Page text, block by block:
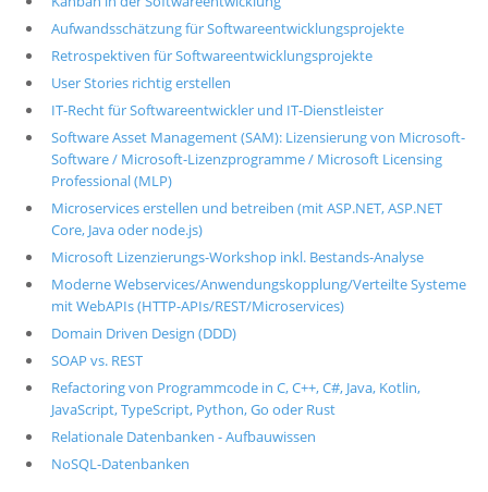
Aufwandsschätzung für Softwareentwicklungsprojekte
Retrospektiven für Softwareentwicklungsprojekte
User Stories richtig erstellen
IT-Recht für Softwareentwickler und IT-Dienstleister
Software Asset Management (SAM): Lizensierung von Microsoft-
Software / Microsoft-Lizenzprogramme / Microsoft Licensing
Professional (MLP)
Microservices erstellen und betreiben (mit ASP.NET, ASP.NET
Core, Java oder node.js)
Microsoft Lizenzierungs-Workshop inkl. Bestands-Analyse
Moderne Webservices/Anwendungskopplung/Verteilte Systeme
mit WebAPIs (HTTP-APIs/REST/Microservices)
Domain Driven Design (DDD)
SOAP vs. REST
Refactoring von Programmcode in C, C++, C#, Java, Kotlin,
JavaScript, TypeScript, Python, Go oder Rust
Relationale Datenbanken - Aufbauwissen
NoSQL-Datenbanken